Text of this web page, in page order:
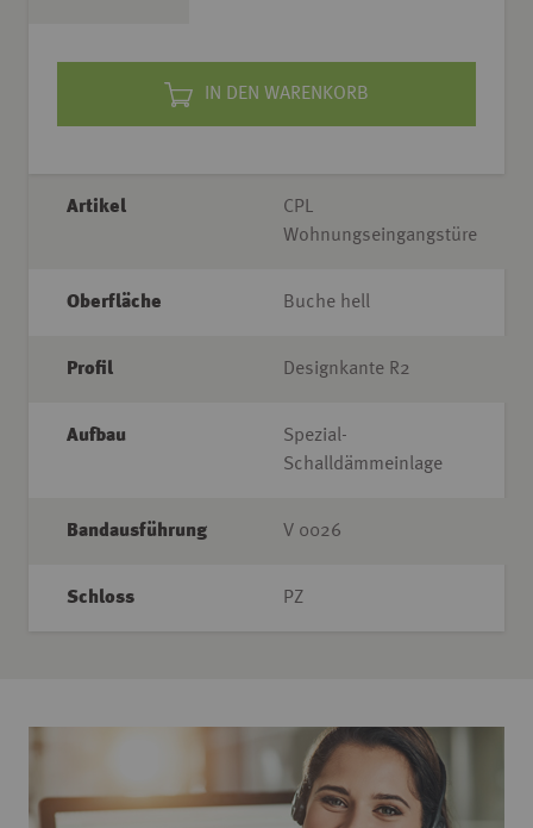
IN DEN WARENKORB
Artikel
CPL
Wohnungseingangstüre
Oberfläche Buche hell
Profil Designkante R2
Aufbau
Spezial-
Schalldämmeinlage
Bandausführung V 0026
Schloss PZ